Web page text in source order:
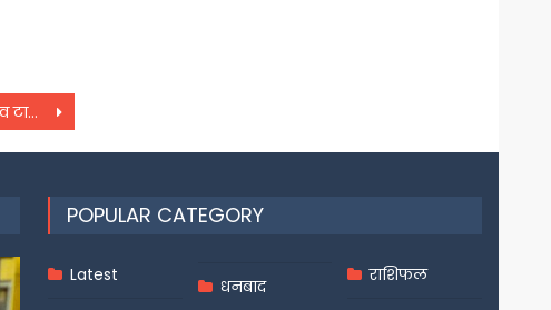
दिल्ली में एमसीडी चुनाव टाले जाने पर बोले सीएम अरविंद केजरीवाल भाग गई भाजपा
POPULAR CATEGORY
Latest
धनबाद
राशिफल